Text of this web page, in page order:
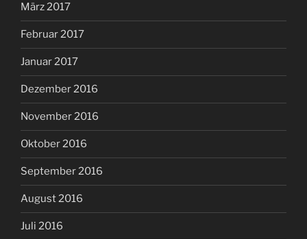
März 2017
Februar 2017
Januar 2017
Dezember 2016
November 2016
Oktober 2016
September 2016
August 2016
Juli 2016